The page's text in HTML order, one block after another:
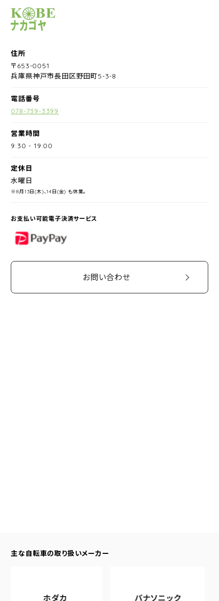
サイクルショップナカゴヤ
住所
〒653-0051
兵庫県神戸市長田区野田町5-3-8
電話番号
078-739-3399
営業時間
9:30 -19:00
定休日
水曜日
※8月13日(木)、14日(金) も休業。
お支払い可能電子決済サービス
PayPay
お問い合わせ
主な自転車の取り扱いメーカー
ホダカ パナソニック